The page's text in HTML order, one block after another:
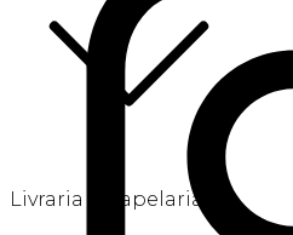
Livraria e Papelaria